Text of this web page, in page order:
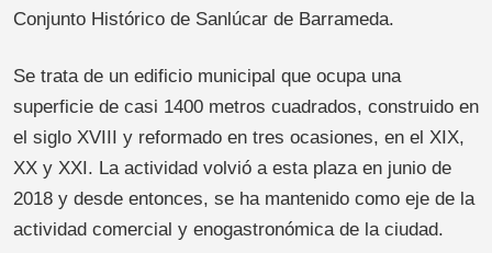
Conjunto Histórico de Sanlúcar de Barrameda.
Se trata de un edificio municipal que ocupa una
superficie de casi 1400 metros cuadrados, construido en
el siglo XVIII y reformado en tres ocasiones, en el XIX,
XX y XXI. La actividad volvió a esta plaza en junio de
2018 y desde entonces, se ha mantenido como eje de la
actividad comercial y enogastronómica de la ciudad.